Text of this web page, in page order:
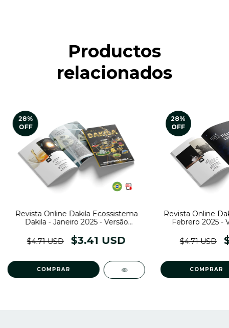
Productos
relacionados
28%
OFF
Revista Online Dakila Ecossistema
Dakila - Janeiro 2025 - Versão
$4.71 USD
$3.41 USD
28%
OFF
Revista Online
Febrero 2025 -
$4.71 USD